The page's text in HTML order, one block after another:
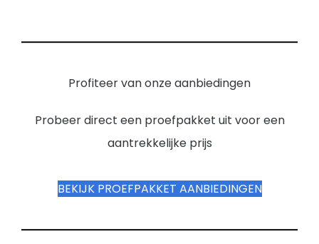
Profiteer van onze aanbiedingen
Probeer direct een proefpakket uit voor een
aantrekkelijke prijs
BEKIJK PROEFPAKKET AANBIEDINGEN